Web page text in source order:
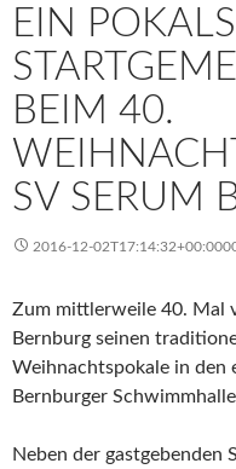
EIN
BEIM 40.
SV SERUM
2016-12-
Zum mittlerweile 40. Mal
Bernburg seinen
Weihnachtspokale in den
Bernburger
Neben der gastgebenden